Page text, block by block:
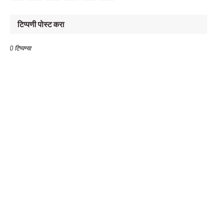
टिप्पणी पोस्ट करा
0 टिप्पण्या